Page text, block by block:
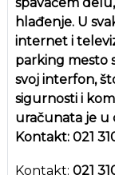
hlađenje. U
internet i
parking mesto
svoj interfon,
sigurnosti i
uračunata je u
Kontakt: 021
Kontakt: 021